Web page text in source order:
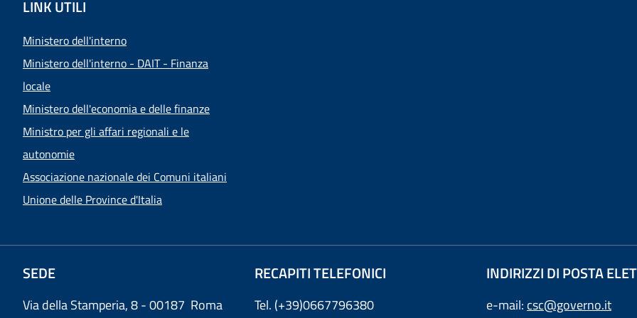
LINK UTILI
Ministero dell'interno
Ministero dell'interno - DAIT - Finanza
locale
Ministero dell'economia e delle finanze
Ministro per gli affari regionali e le
autonomie
Associazione nazionale dei Comuni italiani
Unione delle Province d'Italia
SEDE
Via della Stamperia, 8 - 00187 Roma
RECAPITI TELEFONICI
Tel. (+39)0667796380
INDIRIZZI DI POSTA
e-mail: csc@governo.it